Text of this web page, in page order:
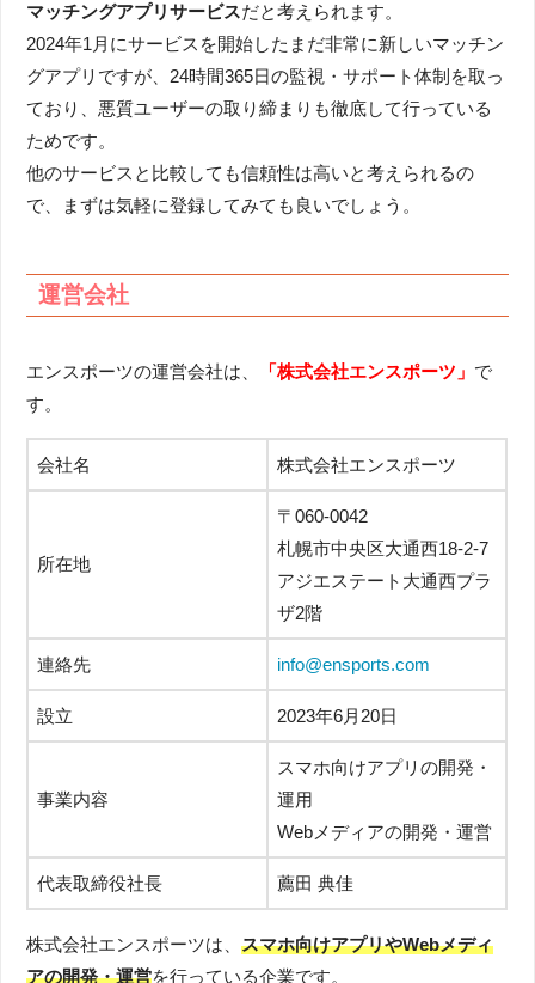
マッチングアプリサービスだと考えられます。
2024年1月にサービスを開始したまだ非常に新しいマッチン
グアプリですが、24時間365日の監視・サポート体制を取っ
ており、悪質ユーザーの取り締まりも徹底して行っている
ためです。
他のサービスと比較しても信頼性は高いと考えられるの
で、まずは気軽に登録してみても良いでしょう。
運営会社
エンスポーツの運営会社は、 「株式会社エンスポーツ」 で
す。
会社名 株式会社エンスポーツ
所在地
〒060-0042
札幌市中央区大通西18-2-7
アジエステート大通西プラ
ザ2階
連絡先 info@ensports.com
設立 2023年6月20日
事業内容
スマホ向けアプリの開発・
運用
Webメディアの開発・運営
代表取締役社長 薦田 典佳
株式会社エンスポーツは、スマホ向けアプリやWebメディ
アの開発・運営を行っている企業です。